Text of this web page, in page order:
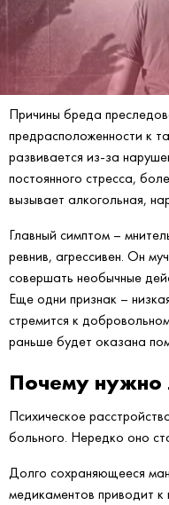
Причины бреда
предрасположенности к
развивается из-за
постоянного стресса,
вызывает алкогольная,
Главный симптом –
ревнив, агрессивен. Он
совершать необычные
Еще одни признак –
стремится к
раньше будет оказана
Почему нужно
Психическое
больного. Нередко оно
Долго сохраняющееся
медикаментов приводит к